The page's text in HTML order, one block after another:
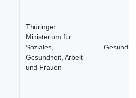
Thüringer
Ministerium für
Soziales,
Gesundheit, Arbeit
und Frauen